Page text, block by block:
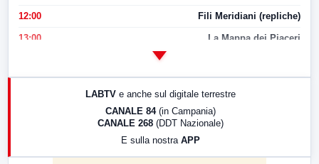
12:00 Fili Meridiani (repliche)
13:00 La Mappa dei Piaceri
LABTV e anche sul digitale terrestre
CANALE 84 (in Campania)
CANALE 268 (DDT Nazionale)
E sulla nostra APP